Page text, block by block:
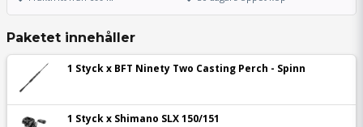
Paketet innehåller
1 Styck x BFT Ninety Two Casting Perch - Spinn
1 Styck x Shimano SLX 150/151